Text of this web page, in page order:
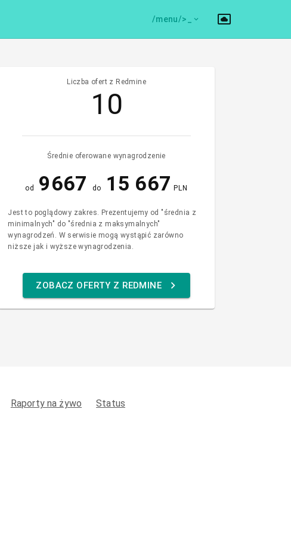
/menu/>
Liczba ofert z Redmine
10
Średnie oferowane wynagrodzenie
od 9667 do 15 667 PLN
Jest to poglądowy zakres. Prezentujemy od "średnia z
minimalnych" do "średnia z maksymalnych"
wynagrodzeń. W serwisie mogą wystąpić zarówno
niższe jak i wyższe wynagrodzenia.
ZOBACZ OFERTY Z REDMINE
Raporty na żywo Status